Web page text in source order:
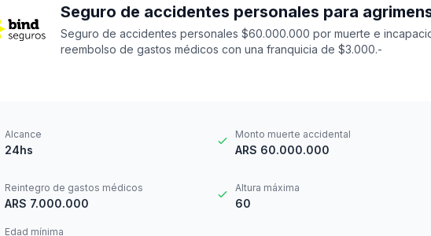
Seguro de accidentes personales $60.000.000 por muerte e
reembolso de gastos médicos con una franquicia de $3.000.-
Alcance
24hs
Monto muerte accidental
ARS 60.000.000
Reintegro de gastos médicos
ARS 7.000.000
Altura máxima
60
Edad mínima